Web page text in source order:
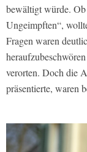
bewältigt würde.
Ungeimpften“,
Fragen waren
verorten. Doch die
präsentierte, waren